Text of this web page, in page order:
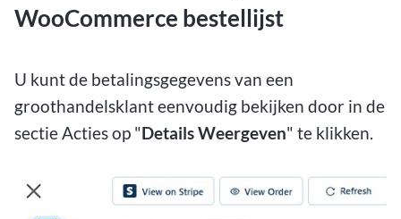
WooCommerce bestellijst
U kunt de betalingsgegevens van een
groothandelsklant eenvoudig bekijken door in de
sectie Acties op "Details Weergeven" te klikken.